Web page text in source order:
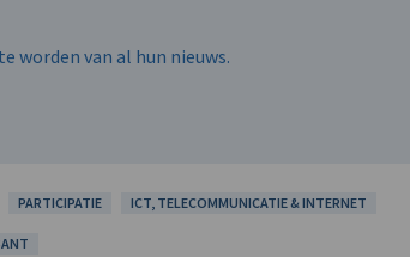
worden van al hun nieuws.
PARTICIPATIE ICT, TELECOMMUNICATIE & INTERNET